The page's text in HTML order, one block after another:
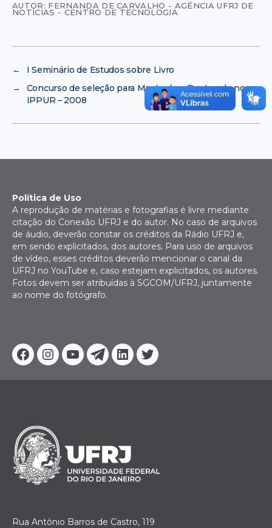
AUTOR: FERNANDA DE CARVALHO - AGÊNCIA UFRJ DE
NOTÍCIAS - CENTRO DE TECNOLOGIA
←
I Seminário de Estudos sobre Livro
→
Concurso de seleção para Mestrado e Doutorado no
IPPUR – 2008
Facebook
Instagram
YoutubeTelegram
Linkedin
Twitter
Política de Uso
A reprodução de matérias e fotografias é livre mediante
citação do Conexão UFRJ e do autor. No caso de arquivos
de áudio, deverão constar os créditos da Rádio UFRJ e,
em sendo explicitados, dos autores. Para uso de arquivos
de vídeo, esses créditos deverão mencionar o canal da
UFRJ no YouTube e, caso estejam explicitados, os autores.
Fotos devem ser atribuídas à SGCOM/UFRJ, juntamente
ao nome do fotógrafo.
Rua Antônio Barros de Castro, 119